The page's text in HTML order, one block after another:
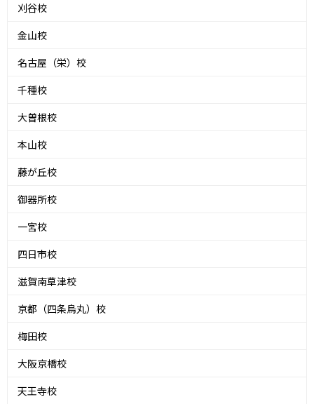
刈谷校
金山校
名古屋（栄）校
千種校
大曽根校
本山校
藤が丘校
御器所校
一宮校
四日市校
滋賀南草津校
京都（四条烏丸）校
梅田校
大阪京橋校
天王寺校